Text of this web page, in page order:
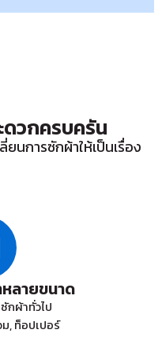
วกครบครัน
นการซักผ้าให้เป็นเรื่อง
ลายขนาด
กผ้าทั่วไป
, ท็อปเปอร์